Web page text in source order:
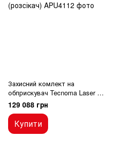
Захисний комлект на
обприскувач Tecnoma Laser /
Berthoud RAPTOR 3240
(розсікач)
129 088 грн
Купити